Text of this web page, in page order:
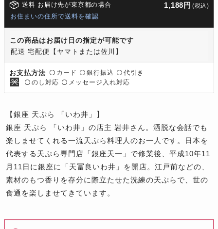
送料 お届け先が東京都の場合 1,188円 (税込)
お住まいの住所で送料を確認
この商品はお届け日の指定が可能です
配送 宅配便【ヤマトまたは佐川】
お支払方法 〇 カード 〇 銀行振込 〇 代引き
〇 のし対応 〇 メッセージ入れ対応
【銀座 天ぷら 「いわ井」】
銀座 天ぷら 「いわ井」の店主 岩井さん。洒脱な会話でも
楽しませてくれる一流天ぷら料理人のお一人です。日本を
代表する天ぷら専門店「銀座天一」で修業後、平成10年11
月11日に銀座に「天冨良いわ井」を開店。江戸前などの、
素材のもつ香りを存分に際立たせた洗練の天ぷらで、世の
食通を楽しませてきています。